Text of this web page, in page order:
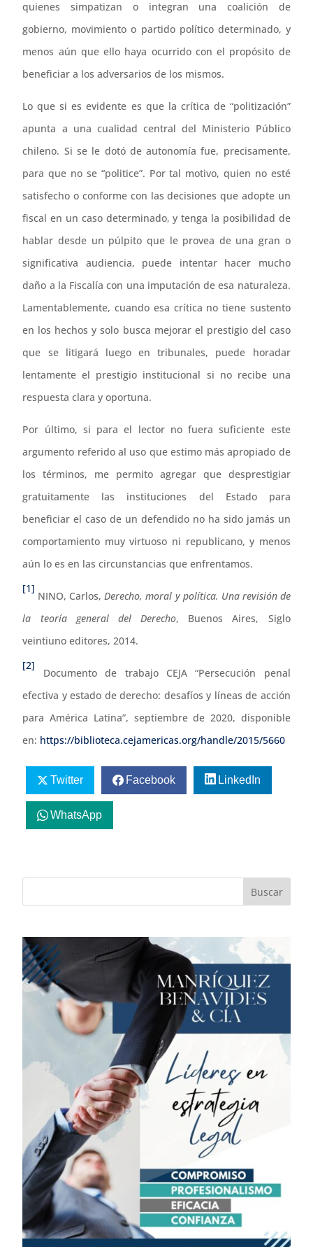
quienes simpatizan o integran una coalición de
gobierno, movimiento o partido político determinado, y
menos aún que ello haya ocurrido con el propósito de
beneficiar a los adversarios de los mismos.
Lo que si es evidente es que la crítica de “politización”
apunta a una cualidad central del Ministerio Público
chileno. Si se le dotó de autonomía fue, precisamente,
para que no se “politice”. Por tal motivo, quien no esté
satisfecho o conforme con las decisiones que adopte un
fiscal en un caso determinado, y tenga la posibilidad de
hablar desde un púlpito que le provea de una gran o
significativa audiencia, puede intentar hacer mucho
daño a la Fiscalía con una imputación de esa naturaleza.
Lamentablemente, cuando esa crítica no tiene sustento
en los hechos y solo busca mejorar el prestigio del caso
que se litigará luego en tribunales, puede horadar
lentamente el prestigio institucional si no recibe una
respuesta clara y oportuna.
Por último, si para el lector no fuera suficiente este
argumento referido al uso que estimo más apropiado de
los términos, me permito agregar que desprestigiar
gratuitamente las instituciones del Estado para
beneficiar el caso de un defendido no ha sido jamás un
comportamiento muy virtuoso ni republicano, y menos
aún lo es en las circunstancias que enfrentamos.
[1]
NINO, Carlos,Derecho, moral y política. Una revisión de
la teoría general del Derecho, Buenos Aires, Siglo
veintiuno editores, 2014.
[2]
Documento de trabajo CEJA “Persecución penal
efectiva y estado de derecho: desafíos y líneas de acción
para América Latina”, septiembre de 2020, disponible
en: https://biblioteca.cejamericas.org/handle/2015/5660
Twitter Facebook LinkedIn
WhatsApp